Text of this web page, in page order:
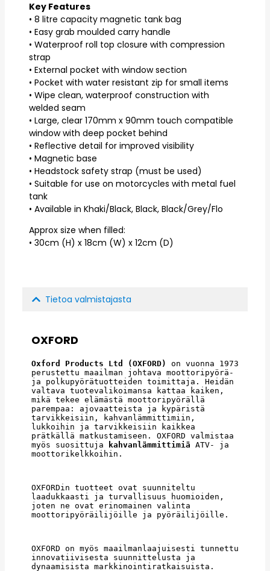
Key Features
• 8 litre capacity magnetic tank bag
• Easy grab moulded carry handle
• Waterproof roll top closure with compression
strap
• External pocket with window section
• Pocket with water resistant zip for small items
• Wipe clean, waterproof construction with
welded seam
• Large, clear 170mm x 90mm touch compatible
window with deep pocket behind
• Reflective detail for improved visibility
• Magnetic base
• Headstock safety strap (must be used)
• Suitable for use on motorcycles with metal fuel
tank
• Available in Khaki/Black, Black, Black/Grey/Flo
Approx size when filled:
• 30cm (H) x 18cm (W) x 12cm (D)
Tietoa valmistajasta
OXFORD
Oxford Products Ltd (OXFORD)
on vuonna 1973
perustettu maailman johtava moottoripyörä-
ja polkupyörätuotteiden toimittaja. Heidän
valtava tuotevalikoimansa kattaa kaiken,
mikä tekee elämästä moottoripyörällä
parempaa: ajovaatteista ja kypäristä
tarvikkeisiin, kahvanlämmittimiin,
lukkoihin ja tarvikkeisiin kaikkea
prätkällä matkustamiseen. OXFORD valmistaa
myös suosittuja
kahvanlämmittimiä ATV- ja
moottorikelkkoihin.
OXFORDin tuotteet ovat suunniteltu
laadukkaasti ja turvallisuus huomioiden,
joten ne ovat erinomainen valinta
moottoripyöräilijöille ja pyöräilijöille.
OXFORD on myös maailmanlaajuisesti tunnettu
innovatiivisesta suunnittelusta ja
dynaamisista markkinointiratkaisuista.